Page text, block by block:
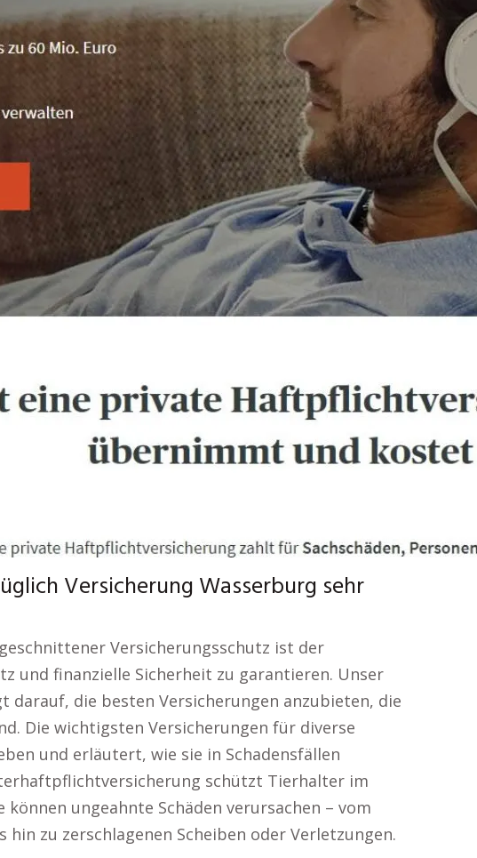
Versicherung Wasserburg sehr
Versicherungsschutz ist der
und finanzielle Sicherheit zu garantieren. Unser
darauf, die besten Versicherungen anzubieten, die
Die wichtigsten Versicherungen für diverse
und erläutert, wie sie in Schadensfällen
schützt Tierhalter im
können ungeahnte Schäden verursachen – vom
zu zerschlagenen Scheiben oder Verletzungen.